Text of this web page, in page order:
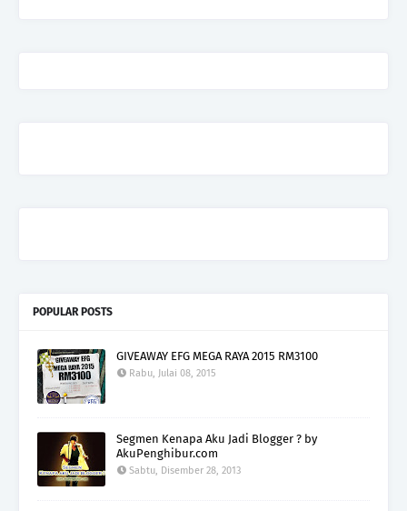
POPULAR POSTS
GIVEAWAY EFG MEGA RAYA 2015 RM3100
Rabu, Julai 08, 2015
Segmen Kenapa Aku Jadi Blogger ? by
AkuPenghibur.com
Sabtu, Disember 28, 2013